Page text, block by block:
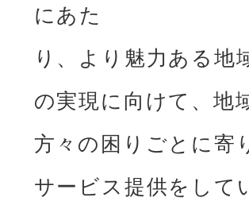
にあた
り、より魅⼒ある地
の実現に向けて、地
⽅々の困りごとに寄
サービス提供をして